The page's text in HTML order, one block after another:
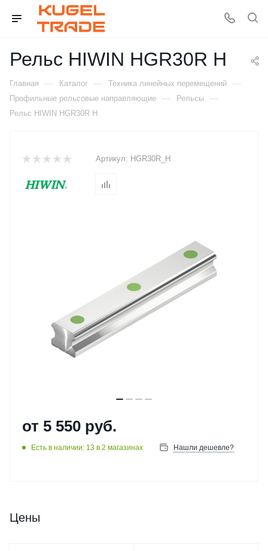
Рельс HIWIN HGR30R H
Главная — Каталог — Техника линейных перемещений —
Профильные рельсовые направляющие — Рельсы —
Рельс HIWIN HGR30R H
Артикул: HGR30R_H
от 5 550 руб.
Есть в наличии: 13 в 2 магазинах Нашли дешевле?
Цены